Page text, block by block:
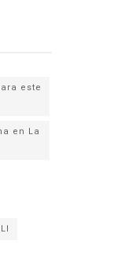
este
en La